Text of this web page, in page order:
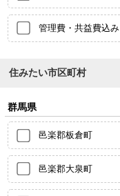
管理費・共益費込み
住みたい市区町村
群馬県
邑楽郡板倉町
邑楽郡大泉町